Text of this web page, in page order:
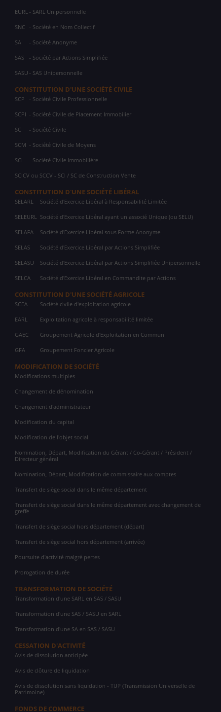
EURL - SARL Unipersonnelle
SNC - Société en Nom Collectif
SA - Société Anonyme
SAS - Société par Actions Simplifiée
SASU - SAS Unipersonnelle
CONSTITUTION D'UNE SOCIÉTÉ CIVILE
SCP - Société Civile Professionnelle
SCPI - Société Civile de Placement Immobilier
SC - Société Civile
SCM - Société Civile de Moyens
SCI - Société Civile Immobilière
SCICV ou SCCV - SCI / SC de Construction Vente
CONSTITUTION D'UNE SOCIÉTÉ LIBÉRAL
SELARL Société d'Exercice Libéral à Responsabilité Limitée
SELEURL Société d'Exercice Libéral ayant un associé Unique (ou SELU)
SELAFA Société d'Exercice Libéral sous Forme Anonyme
SELAS Société d'Exercice Libéral par Actions Simplifiée
SELASU Société d'Exercice Libéral par Actions Simplifiée Unipersonnelle
SELCA Société d'Exercice Libéral en Commandite par Actions
CONSTITUTION D'UNE SOCIÉTÉ AGRICOLE
SCEA Société civile d'exploitation agricole
EARL Exploitation agricole à responsabilité limitée
GAEC Groupement Agricole d'Exploitation en Commun
GFA Groupement Foncier Agricole
MODIFICATION DE SOCIÉTÉ
Modifications multiples
Changement de dénomination
Changement d'administrateur
Modification du capital
Modification de l'objet social
Nomination, Départ, Modification du Gérant / Co-Gérant / Président /
Directeur général
Nomination, Départ, Modification de commissaire aux comptes
Transfert de siège social dans le même département
Transfert de siège social dans le même département avec changement de
greffe
Transfert de siège social hors département (départ)
Transfert de siège social hors département (arrivée)
Poursuite d'activité malgré pertes
Prorogation de durée
TRANSFORMATION DE SOCIÉTÉ
Transformation d'une SARL en SAS / SASU
Transformation d'une SAS / SASU en SARL
Transformation d'une SA en SAS / SASU
CESSATION D'ACTIVITÉ
Avis de dissolution anticipée
Avis de clôture de liquidation
Avis de dissolution sans liquidation - TUP (Transmission Universelle de
Patrimoine)
FONDS DE COMMERCE